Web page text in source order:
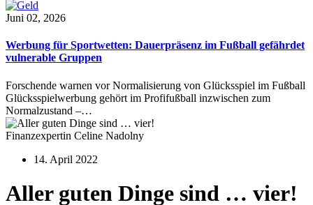
Juni 02, 2026
Werbung für Sportwetten: Dauerpräsenz im Fußball gefährdet
vulnerable Gruppen
Forschende warnen vor Normalisierung von Glücksspiel im Fußball
Glücksspielwerbung gehört im Profifußball inzwischen zum
Normalzustand –…
Finanzexpertin Celine Nadolny
14. April 2022
Aller guten Dinge sind … vier!